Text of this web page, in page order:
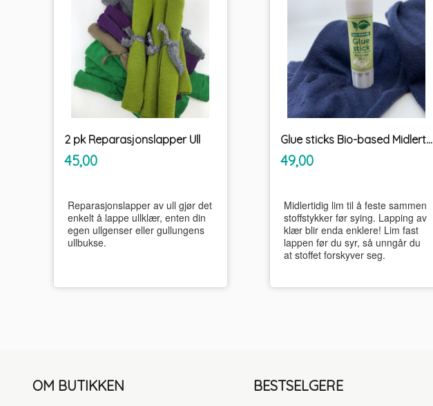
2 pk Reparasjonslapper Ull
Pris
45,00mva.
Reparasjonslapper av ull gjør det
enkelt å lappe ullklær, enten din
egen ullgenser eller gullungens
ullbukse.
Glue sticks Bio-based Midlertidig lim
Pris
49,00inkl.
mva.
Midlertidig lim til å feste sammen
stoffstykker før sying. Lapping av
klær blir enda enklere! Lim fast
lappen før du syr, så unngår du
at stoffet forskyver seg.
OM BUTIKKEN BESTSELGERE